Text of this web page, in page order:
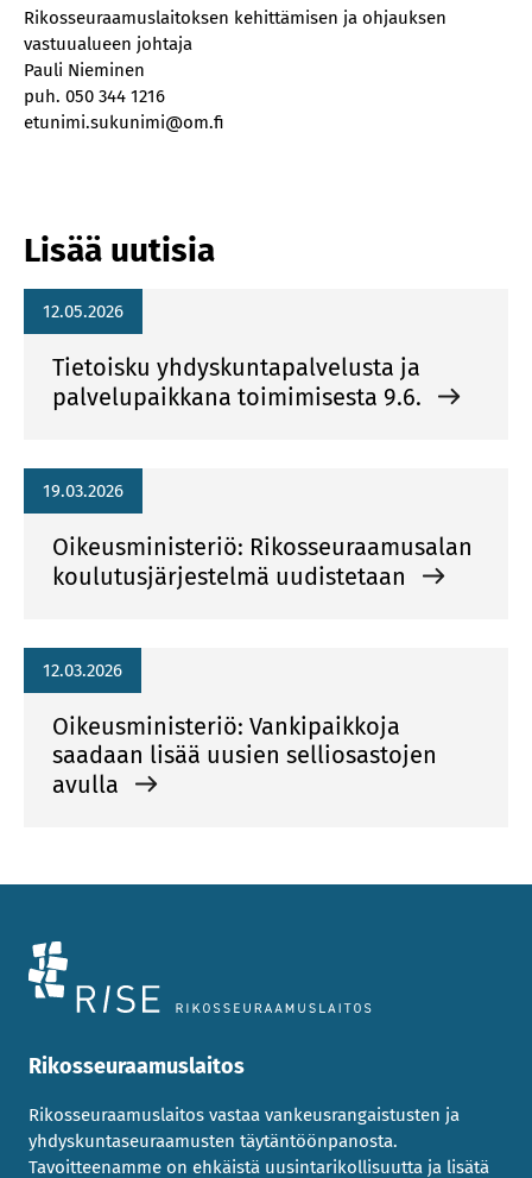
Rikosseuraamuslaitoksen kehittämisen ja ohjauksen
vastuualueen johtaja
Pauli Nieminen
puh. 050 344 1216
etunimi.sukunimi@om.fi
Lisää uutisia
12.05.2026
Tietoisku yhdyskuntapalvelusta ja
palvelupaikkana toimimisesta 9.6.
19.03.2026
Oikeusministeriö: Rikosseuraamusalan
koulutusjärjestelmä uudistetaan
12.03.2026
Oikeusministeriö: Vankipaikkoja
saadaan lisää uusien selliosastojen
avulla
Rikosseuraamuslaitos
Rikosseuraamuslaitos vastaa vankeusrangaistusten ja
yhdyskuntaseuraamusten täytäntöönpanosta.
Tavoitteenamme on ehkäistä uusintarikollisuutta ja lisätä